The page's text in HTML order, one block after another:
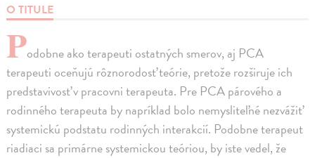
O TITULE
Podobne ako terapeuti ostatných smerov, aj PCA
terapeuti oceňujú rôznorodosť teórie, pretože rozširuje ich
predstavivosť v pracovni terapeuta. Pre PCA párového a
rodinného terapeuta by napríklad bolo nemysliteľné nezvážiť
systemickú podstatu rodinných interakcií. Podobne terapeut
riadiaci sa primárne systemickou teóriou, by iste vedel, že